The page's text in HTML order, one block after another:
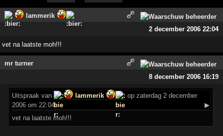
lammerik
2 december 2006 22:04
vet na laatste moh!!!
mr turner
8 december 2006 16:19
Uitspraak van lammerik
op zaterdag 2 december
2006 om 22:04:
▶
vet na laatste moh!!!